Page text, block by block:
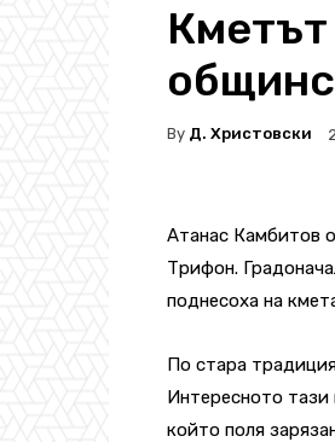
By Д. Христовски
Атанас Камбитов
Трифон.
поднесоха на
По стара
Интересното
който поля